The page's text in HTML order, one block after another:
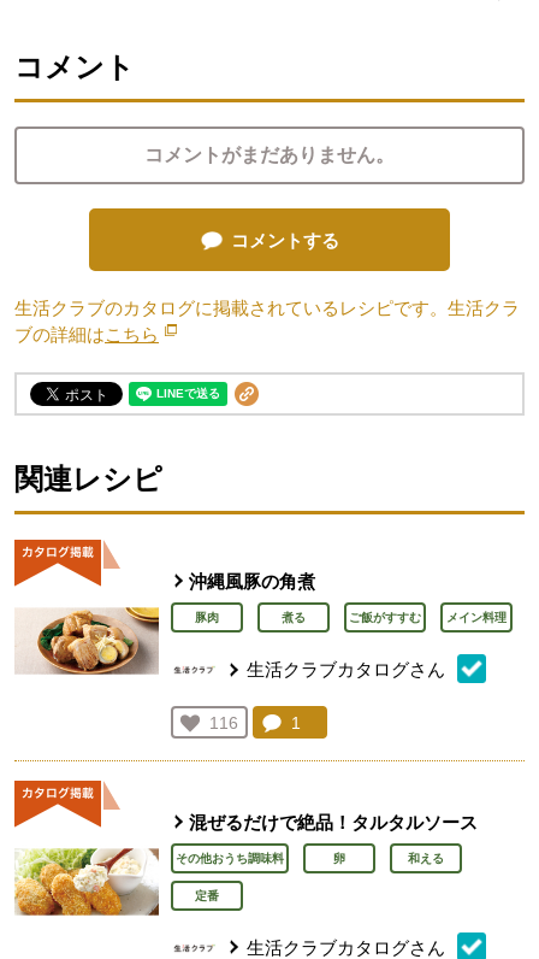
コメント
コメントがまだありません。
コメントする
生活クラブのカタログに掲載されているレシピです。生活クラ
ブの詳細はこちら 別のウィンドウで開きます。
関連レシピ
沖縄風豚の角煮
豚肉 煮る ご飯がすすむ メイン料理
生活クラブカタログさん
お気に入り登録：
116
人が登録
コメント：
1
混ぜるだけで絶品！タルタルソース
その他おうち調味料 卵 和える
定番
生活クラブカタログさん